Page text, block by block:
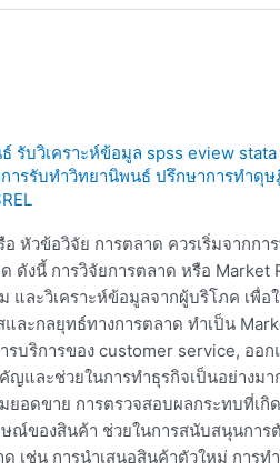
รับวิเคราะห์ข้อมูล spss eview
ารรับทำวิทยานิพนธ์ ปรึกษาการทำดุ
หัวข้อวิจัย การตลาด ควรเริ่มจากกา
ดังนี้ การวิจัยการตลาด หรือ Market
และวิเคราะห์ข้อมูลจากผู้บริโภค เพื่อ
ละกลยุทธ์ทางการตลาด ทำเป็น
รบริการของ customer service, อ
ญและช่วยในการทำธุรกิจเป็นอย่างม
อดขาย การตรวจสอบผลกระทบที่เกิ
ณ์ของสินค้า ช่วยในการสนับสนุนการ
ด เช่น การนำเสนอสินค้าตัวใหม่ การ